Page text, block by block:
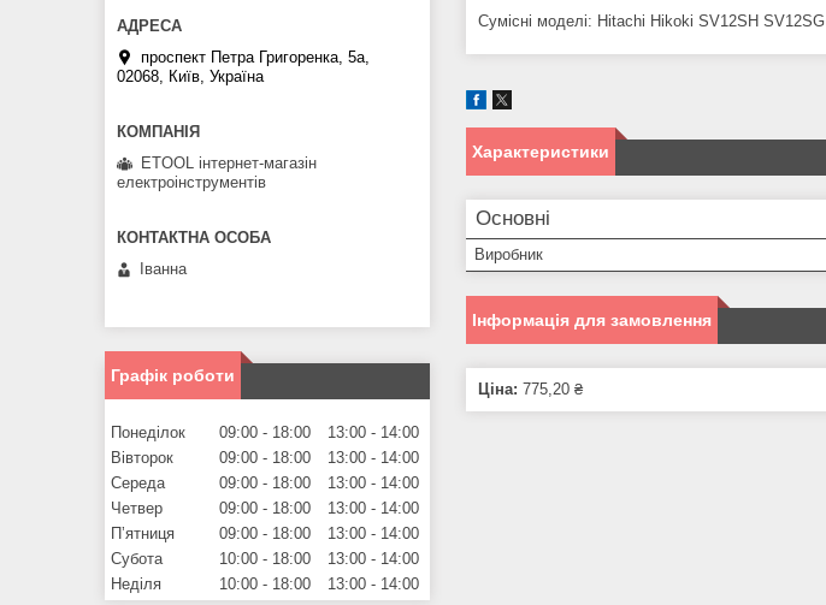
Сумісні моделі: Hitachi Hikoki SV12SH SV12SG
Характеристики
Основні
Виробник
Інформація для замовлення
Ціна: 775,20 ₴
проспект Петра Григоренка, 5а,
02068, Київ, Україна
ETOOL інтернет-магазін
електроінструментів
Іванна
Графік роботи
Понеділок 09:00 18:00 13:00
14:00
Вівторок
09:00 18:00 13:00
14:00
Середа
09:00 18:00 13:00
14:00
Четвер
09:00 18:00 13:00
14:00
Пʼятниця
09:00 18:00 13:00
14:00
Субота
10:00 18:00 13:00
14:00
Неділя
10:00 18:00 13:00 14:00